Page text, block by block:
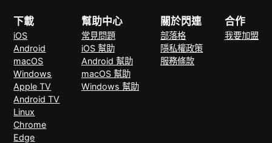
下載
iOS
Android
macOS
Windows
Apple TV
Android TV
Linux
Chrome
Edge
幫助中心
常見問題
iOS 幫助
Android 幫助
macOS 幫助
Windows 幫助
關於閃連
部落格
隱私權政策
服務條款
合作
我要加盟